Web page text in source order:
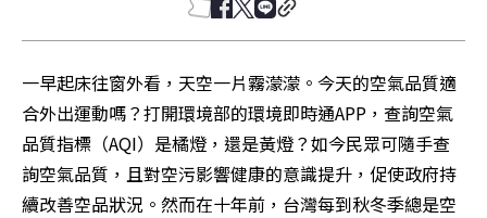
一早起床往窗外看，天空一片霧濛濛。今天的空氣品質適
合外出運動嗎？打開環境部的環境即時通APP，查詢空氣
品質指標（AQI）是橘燈，還是黃燈？如今民眾可隨手查
詢空氣品質，且對空污影響健康的意識提升，促使政府持
續改善空品狀況。然而在十年前，台灣每到秋冬季總是空